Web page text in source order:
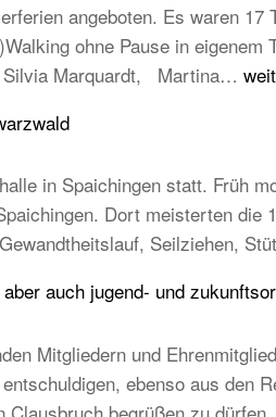
angeboten. Es waren
ohne Pause in
Silvia Marquardt, Martina…
in Spaichingen statt. Früh
Dort meisterten
Seilziehen,
auch jugend- und
Mitgliedern und
ebenso aus den